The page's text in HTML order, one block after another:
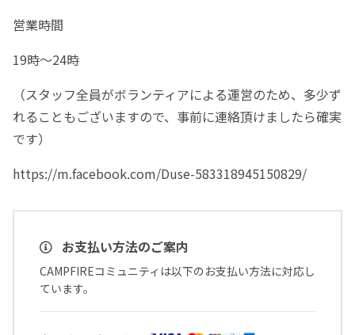
営業時間
19時〜24時
（スタッフ全員がボランティアによる運営のため、多少ず
れることもございますので、事前に連絡頂けましたら確実
です）
https://m.facebook.com/Duse-583318945150829/
お支払い方法のご案内
CAMPFIREコミュニティは以下のお支払い方法に対応し
ています。